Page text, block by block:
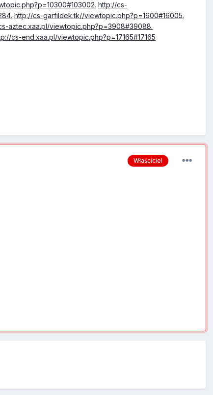
http://cs-
http://cs-garfildek.tk//viewtopic.php?p=1600#16005.
aztec.xaa.pl/viewtopic.php?p=3908#39088.
cs-end.xaa.pl/viewtopic.php?p=17165#17165
Właściciel